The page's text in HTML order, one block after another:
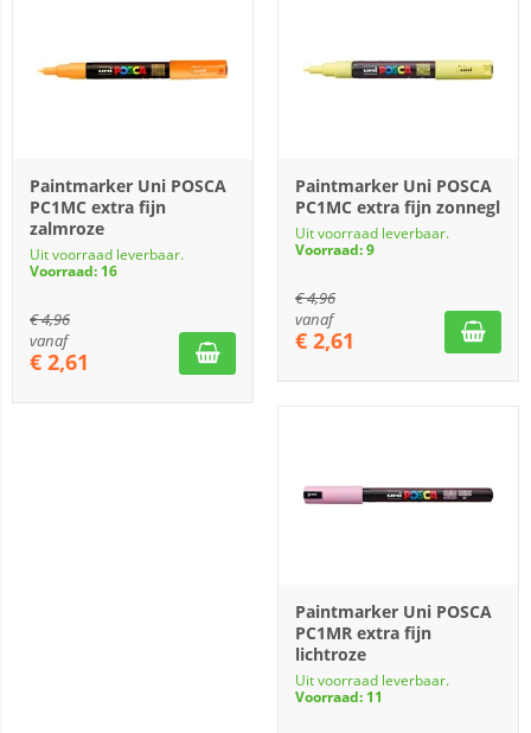
Paintmarker Uni POSCA
PC1MC extra fijn
zalmroze
Uit voorraad leverbaar.
Voorraad: 16
€4,96
vanaf
€ 2,61
Paintmarker Uni POSCA
PC1MC extra fijn zonnegl
Uit voorraad leverbaar.
Voorraad: 9
€4,96
vanaf
€ 2,61
Paintmarker Uni POSCA
PC1MR extra fijn
lichtroze
Uit voorraad leverbaar.
Voorraad: 11